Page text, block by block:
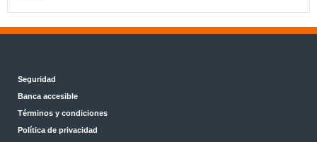
Seguridad
Banca accesible
Términos y condiciones
Política de privacidad